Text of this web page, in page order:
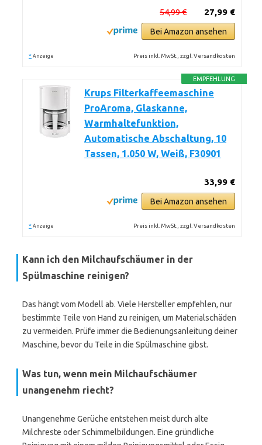
27,99 €
54,99 €
Bei Amazon ansehen
* Anzeige Preis inkl. MwSt., zzgl. Versandkosten
EMPFEHLUNG
Krups Filterkaffeemaschine
ProAroma, Glaskanne,
Warmhaltefunktion,
Automatische Abschaltung, 10
Tassen, 1.050 W, Weiß, F30901
33,99 €
Bei Amazon ansehen
* Anzeige Preis inkl. MwSt., zzgl. Versandkosten
Kann ich den Milchaufschäumer in der
Spülmaschine reinigen?
Das hängt vom Modell ab. Viele Hersteller empfehlen, nur
bestimmte Teile von Hand zu reinigen, um Materialschäden
zu vermeiden. Prüfe immer die Bedienungsanleitung deiner
Maschine, bevor du Teile in die Spülmaschine gibst.
Was tun, wenn mein Milchaufschäumer
unangenehm riecht?
Unangenehme Gerüche entstehen meist durch alte
Milchreste oder Schimmelbildungen. Eine gründliche